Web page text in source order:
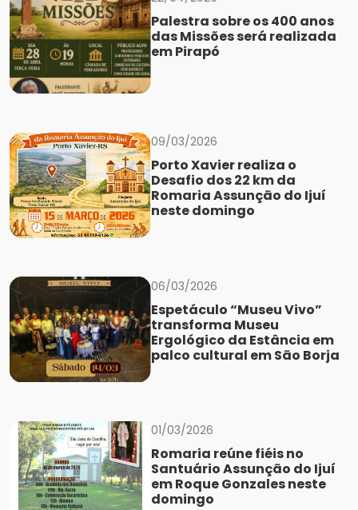
Palestra sobre os 400 anos
das Missões será realizada
em Pirapó
09/03/2026
Porto Xavier realiza o
Desafio dos 22 km da
Romaria Assunção do Ijuí
neste domingo
06/03/2026
Espetáculo “Museu Vivo”
transforma Museu
Ergológico da Estância em
palco cultural em São Borja
01/03/2026
Romaria reúne fiéis no
Santuário Assunção do Ijuí
em Roque Gonzales neste
domingo